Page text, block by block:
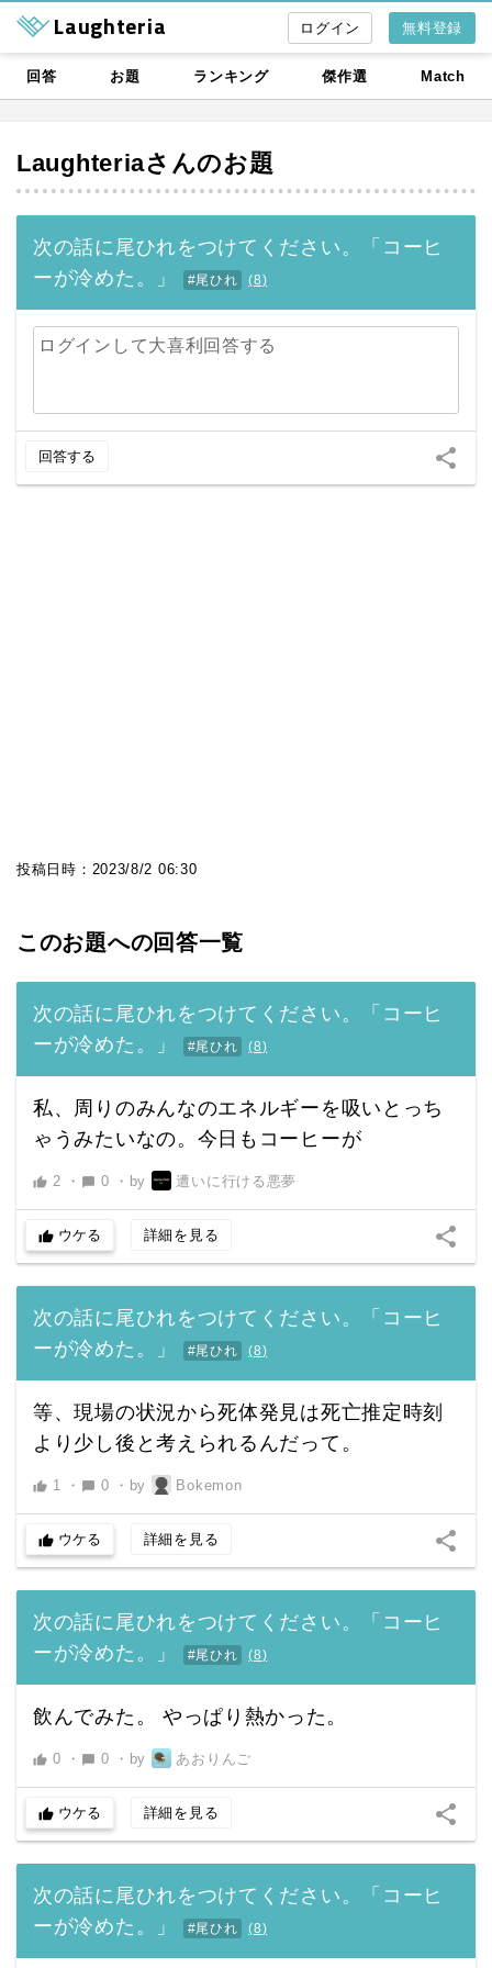
Laughteria 無料登録
回答 お題 ランキング 傑作選 Match
Laughteriaさんのお題
次の話に尾ひれをつけてください。「コーヒ
ーが冷めた。」
#尾ひれ (8)
ログインして大喜利回答する
回答する share
投稿日時： 2023/8/2 06:30
このお題への回答一覧
次の話に尾ひれをつけてください。「コーヒ
ーが冷めた。」
#尾ひれ (8)
私、周りのみんなのエネルギーを吸いとっち
ゃうみたいなの。今日もコーヒーが
thumb_up 2 ・ chat_bubble 0 ・ by 遭いに行ける悪夢
thumb_up ウケる 詳細を見る share
次の話に尾ひれをつけてください。「コーヒ
ーが冷めた。」
#尾ひれ (8)
等、現場の状況から死体発見は死亡推定時刻
より少し後と考えられるんだって。
thumb_up 1 ・ chat_bubble 0 ・ by Bokemon
thumb_up ウケる 詳細を見る share
次の話に尾ひれをつけてください。「コーヒ
ーが冷めた。」
#尾ひれ (8)
飲んでみた。 やっぱり熱かった。
thumb_up 0 ・ chat_bubble 0 ・ by あおりんご
thumb_up ウケる 詳細を見る share
次の話に尾ひれをつけてください。「コーヒ
ーが冷めた。」
#尾ひれ (8)